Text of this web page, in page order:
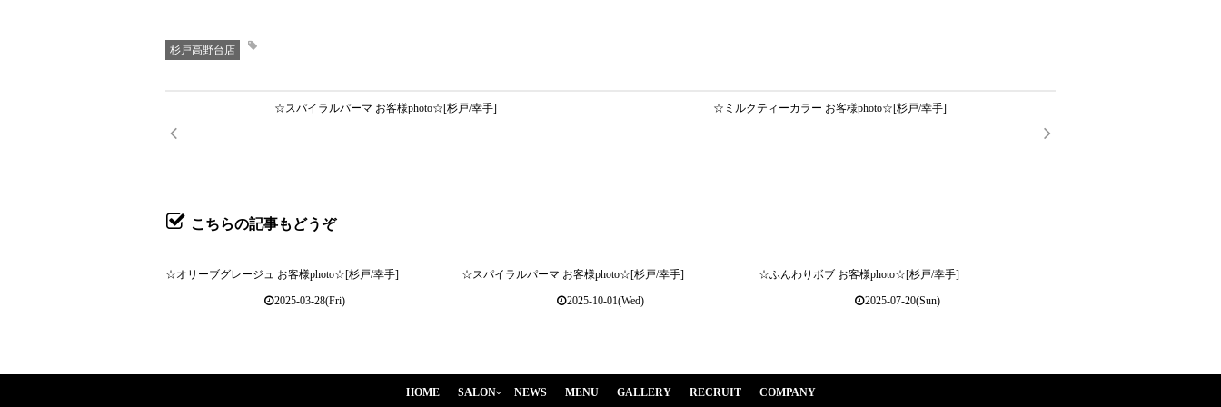
杉戸高野台店
☆スパイラルパーマ お客様photo☆[杉戸/幸手] ☆ミルクティーカラー お客様photo☆[杉戸/幸手]
こちらの記事もどうぞ
☆オリーブグレージュ お客様photo☆[杉戸/幸手]
2025-03-28(Fri)
☆スパイラルパーマ お客様photo☆[杉戸/幸手]
2025-10-01(Wed)
☆ふんわりボブ お客様photo☆[杉戸/幸手]
2025-07-20(Sun)
HOME SALON NEWS MENU GALLERY RECRUIT COMPANY